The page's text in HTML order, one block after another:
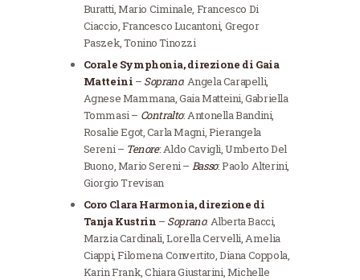
Buratti, Mario Ciminale, Francesco Di
Ciaccio, Francesco Lucantoni, Gregor
Paszek, Tonino Tinozzi
Corale Symphonia, direzione di Gaia
Matteini – Soprano: Angela Carapelli,
Agnese Mammana, Gaia Matteini, Gabriella
Tommasi – Contralto: Antonella Bandini,
Rosalie Egot, Carla Magni, Pierangela
Sereni – Tenore: Aldo Cavigli, Umberto Del
Buono, Mario Sereni – Basso: Paolo Alterini,
Giorgio Trevisan
Coro Clara Harmonia, direzione di
Tanja Kustrin – Soprano: Alberta Bacci,
Marzia Cardinali, Lorella Cervelli, Amelia
Ciappi, Filomena Convertito, Diana Coppola,
Karin Frank, Chiara Giustarini, Michelle